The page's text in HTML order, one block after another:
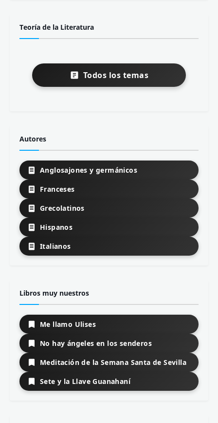
Teoría de la Literatura
Todos los temas
Autores
Anglosajones y germánicos
Franceses
Grecolatinos
Hispanos
Italianos
Libros muy nuestros
Me llamo Ulises
No hay ángeles en los senderos
Meditación de la Semana Santa de Sevilla
Sete y la Llave Guanahaní